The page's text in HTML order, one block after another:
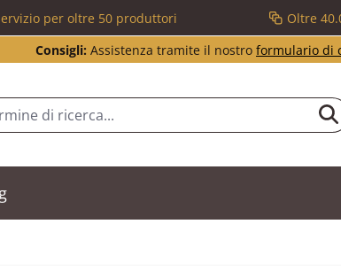
per oltre 50 produttori Oltre
Consigli: Assistenza tramite il nostro formulario di